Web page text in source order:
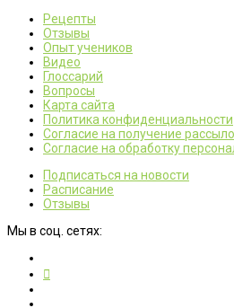
Рецепты
Отзывы
Опыт учеников
Видео
Глоссарий
Вопросы
Карта сайта
Политика конфиденциальности
Согласие на получение
Согласие на обработку
Подписаться на новости
Расписание
Отзывы
Мы в соц. сетях: